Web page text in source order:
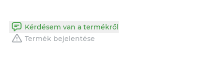
Kérdésem van a termékről
Termék bejelentése